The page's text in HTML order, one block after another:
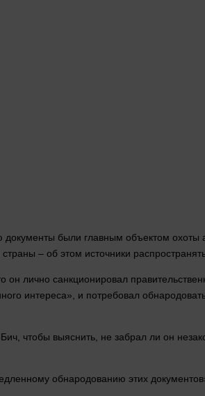
были главным объектом охоты
страны – об этом источники
лично санкционировал
интереса», и потребовал
чтобы выяснить, не забрал ли он
обнародованию этих документов